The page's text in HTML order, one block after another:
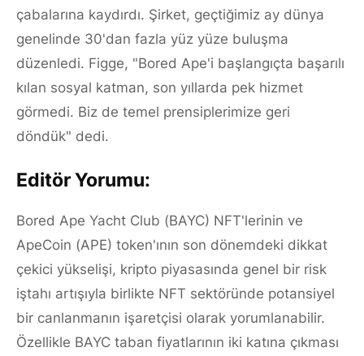
çabalarına kaydırdı. Şirket, geçtiğimiz ay dünya
genelinde 30'dan fazla yüz yüze buluşma
düzenledi. Figge, "Bored Ape'i başlangıçta başarılı
kılan sosyal katman, son yıllarda pek hizmet
görmedi. Biz de temel prensiplerimize geri
döndük" dedi.
Editör Yorumu:
Bored Ape Yacht Club (BAYC) NFT'lerinin ve
ApeCoin (APE) token'ının son dönemdeki dikkat
çekici yükselişi, kripto piyasasında genel bir risk
iştahı artışıyla birlikte NFT sektöründe potansiyel
bir canlanmanın işaretçisi olarak yorumlanabilir.
Özellikle BAYC taban fiyatlarının iki katına çıkması